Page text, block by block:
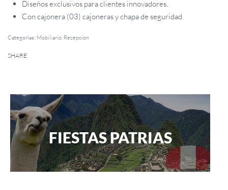
Diseños exclusivos para clientes innovadores.
Con cajonera (03) cajoneras y chapa de seguridad.
Categorías: Mobiliario, Recepcion
SHARE
FIESTAS PATRIAS